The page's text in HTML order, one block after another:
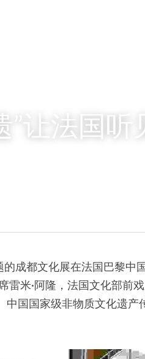
”让法国
的成都文化展在法国巴黎中
米·阿隆，法国文化部前
国国家级非物质文化遗产